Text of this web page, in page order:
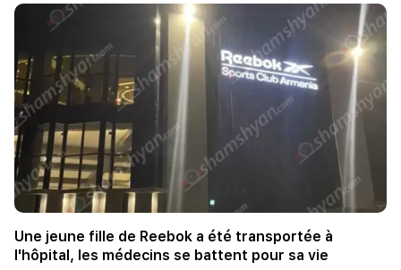
Une jeune fille de Reebok a été transportée à
l'hôpital, les médecins se battent pour sa vie